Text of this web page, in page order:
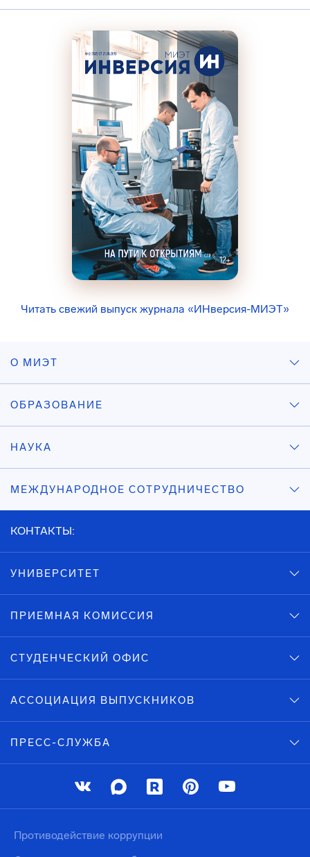
Читать свежий выпуск журнала «ИНверсия-МИЭТ»
О МИЭТ
ОБРАЗОВАНИЕ
НАУКА
МЕЖДУНАРОДНОЕ СОТРУДНИЧЕСТВО
КОНТАКТЫ:
УНИВЕРСИТЕТ
ПРИЕМНАЯ КОМИССИЯ
СТУДЕНЧЕСКИЙ ОФИС
АССОЦИАЦИЯ ВЫПУСКНИКОВ
ПРЕСС-СЛУЖБА
Противодействие коррупции